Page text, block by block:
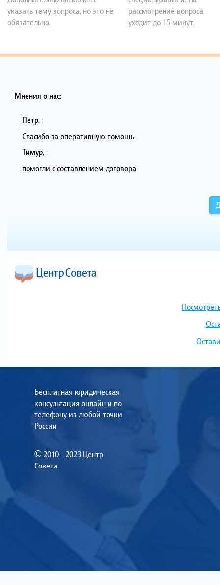
указать тему вопроса, но это не
обязательно.
рассмотрение вопроса
уходит до 15 минут.
Мнения о нас:
Петр, :
Спасибо за оперативную помощь
Тимур, :
помогли с составлением договора
Бесплатная юридическая
консультация онлайн и по
телефону из любой точки
России
© 2010 - 2023 Центр
Совета